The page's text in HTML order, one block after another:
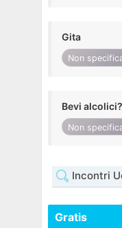
Gita
Non
Bevi alcolici?
Non
Incontri
Gratis